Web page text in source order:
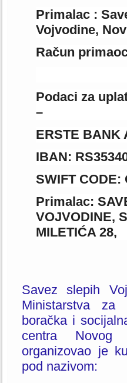
Primalac :
Vojvodine,
Račun
Podaci za
–
ERSTE BANK
IBAN:
SWIFT CODE:
Primalac:
VOJVODINE,
MILETIĆA 28,
Savez slepih
Ministarstva za
boračka i
centra Novog
organizovao je
pod nazivom: